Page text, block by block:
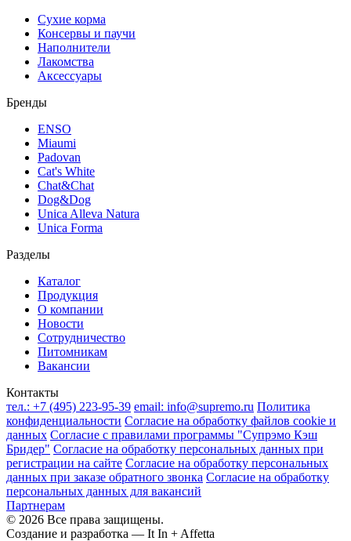
Сухие корма
Консервы и паучи
Наполнители
Лакомства
Аксессуары
Бренды
ENSO
Miaumi
Padovan
Cat's White
Chat&Chat
Dog&Dog
Unica Alleva Natura
Unica Forma
Разделы
Каталог
Продукция
О компании
Новости
Сотрудничество
Питомникам
Вакансии
Контакты
тел.: +7 (495) 223-95-39 email: info@supremo.ru Политика
конфиденциальности Согласие на обработку файлов cookie и
данных Согласие с правилами программы "Супрэмо Кэш
Бридер" Согласие на обработку персональных данных при
регистрации на сайте Согласие на обработку персональных
данных при заказе обратного звонка Согласие на обработку
персональных данных для вакансий
Партнерам
© 2026 Все права защищены.
Создание и разработка — It In + Affetta